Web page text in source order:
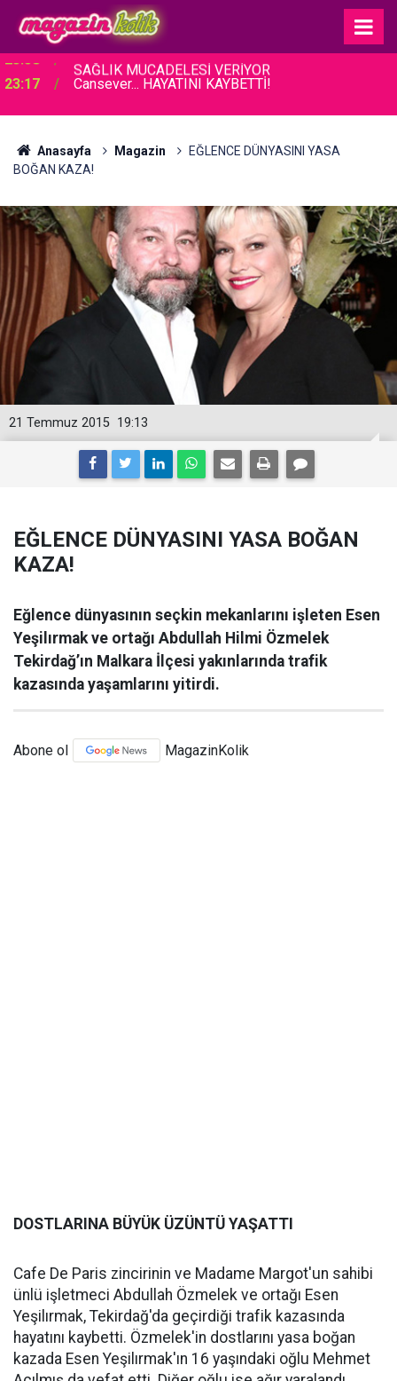
23:17 Cansever... HAYATINI KAYBETTİ!
Anasayfa Magazin
EĞLENCE DÜNYASINI YASA
BOĞAN KAZA!
19:13
21 Temmuz 2015
EĞLENCE DÜNYASINI YASA BOĞAN
KAZA!
Eğlence dünyasının seçkin mekanlarını işleten Esen
Yeşilırmak ve ortağı Abdullah Hilmi Özmelek
Tekirdağ’ın Malkara İlçesi yakınlarında trafik
kazasında yaşamlarını yitirdi.
Abone ol MagazinKolik
DOSTLARINA BÜYÜK ÜZÜNTÜ YAŞATTI
Cafe De Paris zincirinin ve Madame Margot'un sahibi
ünlü işletmeci Abdullah Özmelek ve ortağı Esen
Yeşilırmak, Tekirdağ'da geçirdiği trafik kazasında
hayatını kaybetti. Özmelek'in dostlarını yasa boğan
kazada Esen Yeşilırmak'ın 16 yaşındaki oğlu Mehmet